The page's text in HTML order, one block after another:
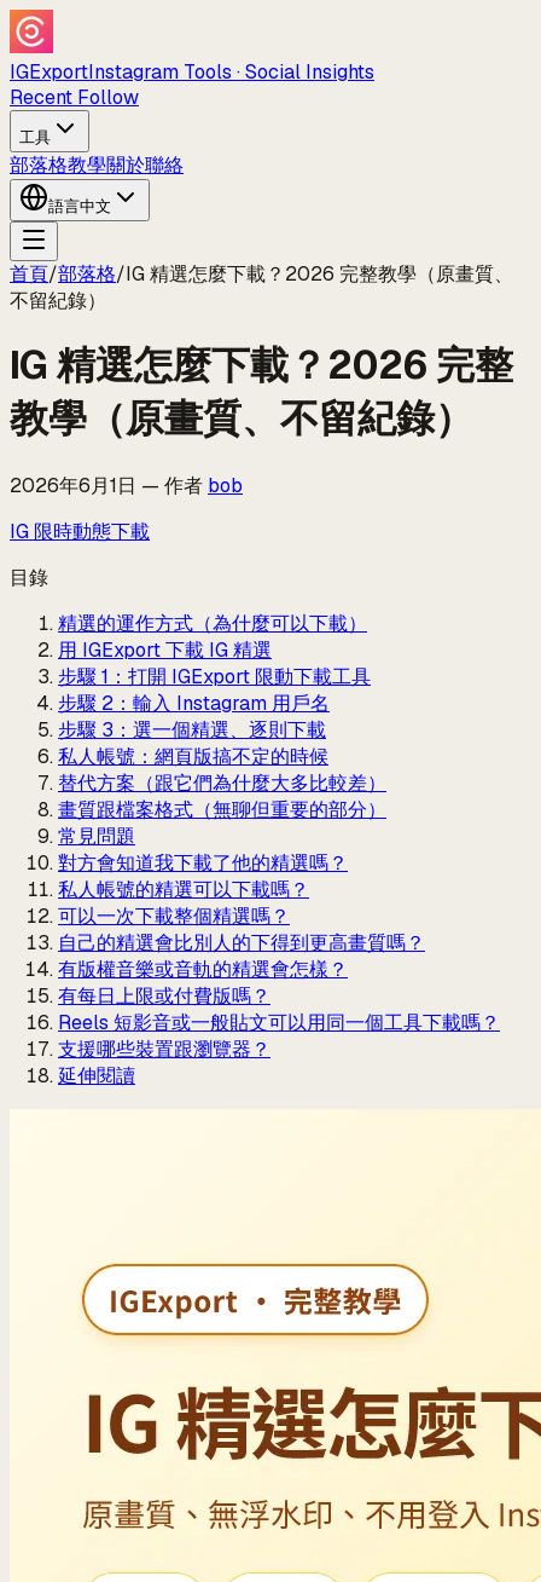
IGExportInstagram Tools · Social Insights
Recent Follow
工具
部落格教學關於聯絡
語言中文
首頁/部落格/IG 精選怎麼下載？2026 完整教學（原畫質、
不留紀錄）
IG 精選怎麼下載？2026 完整
教學（原畫質、不留紀錄）
2026年6月1日 — 作者 bob
IG 限時動態下載
目錄
精選的運作方式（為什麼可以下載）
用 IGExport 下載 IG 精選
步驟 1：打開 IGExport 限動下載工具
步驟 2：輸入 Instagram 用戶名
步驟 3：選一個精選、逐則下載
私人帳號：網頁版搞不定的時候
替代方案（跟它們為什麼大多比較差）
畫質跟檔案格式（無聊但重要的部分）
常見問題
對方會知道我下載了他的精選嗎？
私人帳號的精選可以下載嗎？
可以一次下載整個精選嗎？
自己的精選會比別人的下得到更高畫質嗎？
有版權音樂或音軌的精選會怎樣？
有每日上限或付費版嗎？
Reels 短影音或一般貼文可以用同一個工具下載嗎？
支援哪些裝置跟瀏覽器？
延伸閱讀